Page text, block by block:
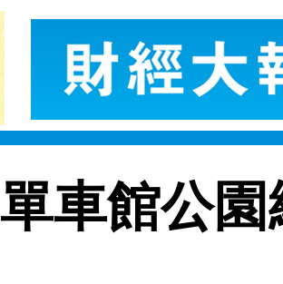
單車館公